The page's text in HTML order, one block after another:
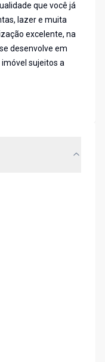
que você já
lazer e muita
excelente, na
desenvolve em
imóvel sujeitos a